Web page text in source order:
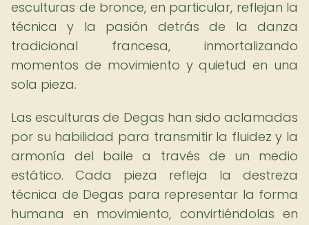
esculturas de bronce, en particular, reflejan la
técnica y la pasión detrás de la danza
tradicional francesa, inmortalizando
momentos de movimiento y quietud en una
sola pieza.
Las esculturas de Degas han sido aclamadas
por su habilidad para transmitir la fluidez y la
armonía del baile a través de un medio
estático. Cada pieza refleja la destreza
técnica de Degas para representar la forma
humana en movimiento, convirtiéndolas en